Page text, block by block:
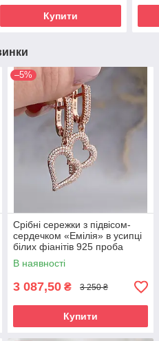
Купити
–5%
Срібні сережки з підвісом-
сердечком «Емілія» в усипці
білих фіанітів 925 проба
В наявності
3 087,50 ₴ 3 250 ₴
Купити